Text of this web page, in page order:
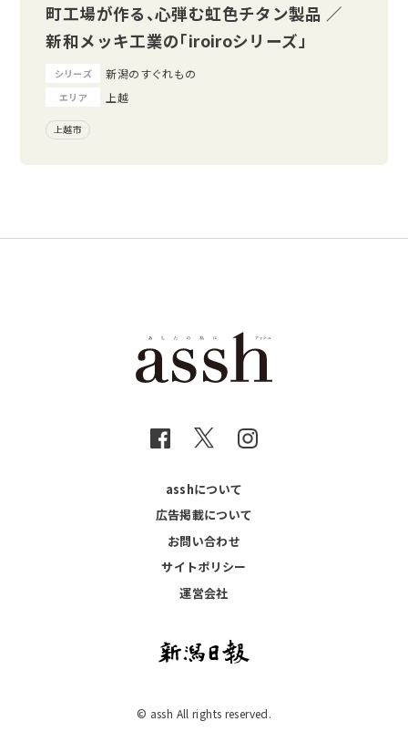
町工場が作る、心弾む虹色チタン製品 ／
新和メッキ工業の「iroiroシリーズ」
シリーズ 新潟のすぐれもの
エリア 上越
上越市
asshについて
広告掲載について
お問い合わせ
サイトポリシー
運営会社
© assh All rights reserved.